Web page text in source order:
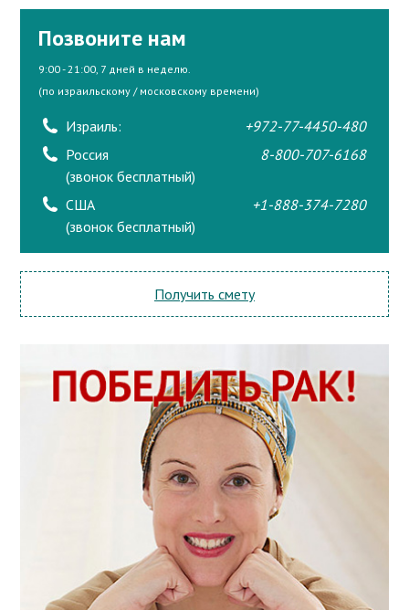
Позвоните нам
9:00 - 21:00, 7 дней в неделю.
(по израильскому / московскому времени)
Израиль:
+972-77-4450-480
Россия
(звонок бесплатный)
8-800-707-6168
США
(звонок бесплатный)
+1-888-374-7280
Получить смету